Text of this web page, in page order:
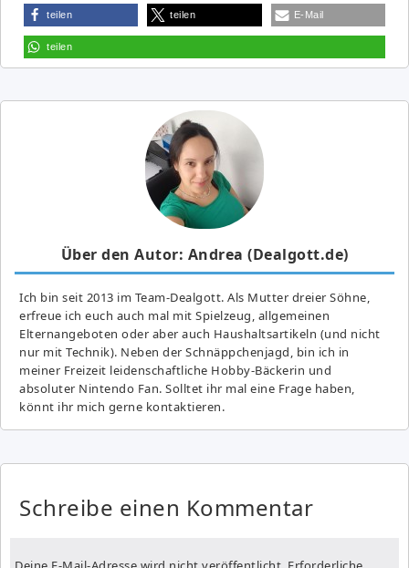
teilen teilen E-Mail
teilen
Über den Autor: Andrea (Dealgott.de)
Ich bin seit 2013 im Team-Dealgott. Als Mutter dreier Söhne,
erfreue ich euch auch mal mit Spielzeug, allgemeinen
Elternangeboten oder aber auch Haushaltsartikeln (und nicht
nur mit Technik). Neben der Schnäppchenjagd, bin ich in
meiner Freizeit leidenschaftliche Hobby-Bäckerin und
absoluter Nintendo Fan. Solltet ihr mal eine Frage haben,
könnt ihr mich gerne kontaktieren.
Schreibe einen Kommentar